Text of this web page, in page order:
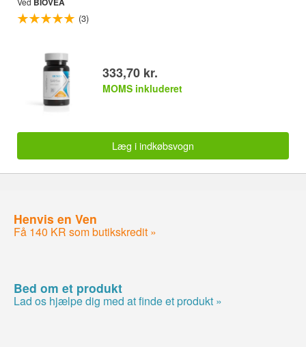
(3)
333,70 kr.
MOMS inkluderet
Læg i indkøbsvogn
Henvis en Ven
Få 140 KR som butikskredit »
Bed om et produkt
Lad os hjælpe dig med at finde et produkt »